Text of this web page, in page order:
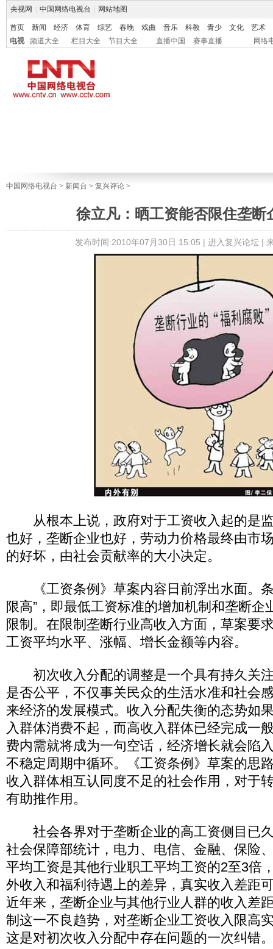
央视网 中国网络电视台 网站地图
首页 新闻 经济 体育 综艺 春晚 戏曲 音乐 科教 青少 文化
艺术
电视
频道大全 栏目大全 节目大全 直播中国 赛事直播 网络
中国网络电视台 > 新闻台 > 复兴评论 >
徐立凡：晒工资能否限住垄断
发布时间:2010年07月30日 15:05 | 进入复兴论坛|
从根本上说，政府对于工资收入起的是
也好，垄断企业也好，劳动力价格最终由市
的好坏，由社会贡献率的大小决定。
《工资条例》草案内容日前浮出水面。条
限高”，即最低工资标准的增加机制和垄断企
限制。在限制垄断行业高收入方面，草案要
工资平均水平、涨幅、增长金额等内容。
初次收入分配的调整是一个具有持久关
是否公平，不仅事关民众的生活水准和社会
来经济的发展模式。收入分配失衡的态势如
入群体消费不起，而高收入群体已经完成一
费内需就将成为一句空话，经济增长就会陷
不稳定周期中循环。《工资条例》草案的思
收入群体相互认同度不足的社会作用，对于
有助推作用。
社会各界对于垄断企业的高工资侧目已
社会保障部统计，电力、电信、金融、保险
平均工资是其他行业职工平均工资的2至3倍
外收入和福利待遇上的差异，真实收入差距
近年来，垄断企业与其他行业人群的收入差
制这一不良趋势，对垄断企业工资收入限高
这是对初次收入分配中存在问题的一次纠错